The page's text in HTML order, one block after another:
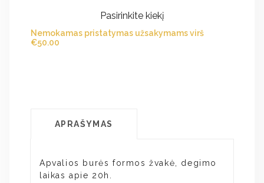
Nemokamas pristatymas užsakymams virš
€50.00
Pasirinkite kiekį
APRAŠYMAS
Apvalios burės formos žvakė, degimo
laikas apie 20h.